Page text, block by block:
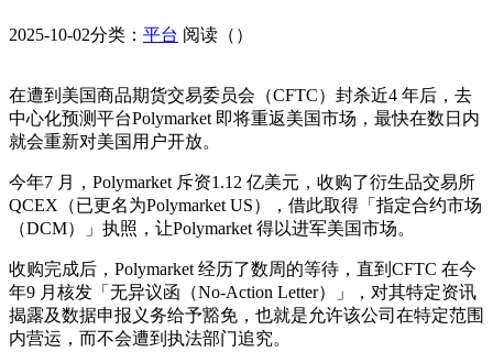
2025-10-02分类： 平台 阅读（ ）
在遭到美国商品期货交易委员会（CFTC）封杀近4 年后，去
中心化预测平台Polymarket 即将重返美国市场，最快在数日内
就会重新对美国用户开放。
今年7 月，Polymarket 斥资1.12 亿美元，收购了衍生品交易所
QCEX（已更名为Polymarket US），借此取得「指定合约市场
（DCM）」执照，让Polymarket 得以进军美国市场。
收购完成后，Polymarket 经历了数周的等待，直到CFTC 在今
年9 月核发「无异议函（No-Action Letter）」，对其特定资讯
揭露及数据申报义务给予豁免，也就是允许该公司在特定范围
内营运，而不会遭到执法部门追究。